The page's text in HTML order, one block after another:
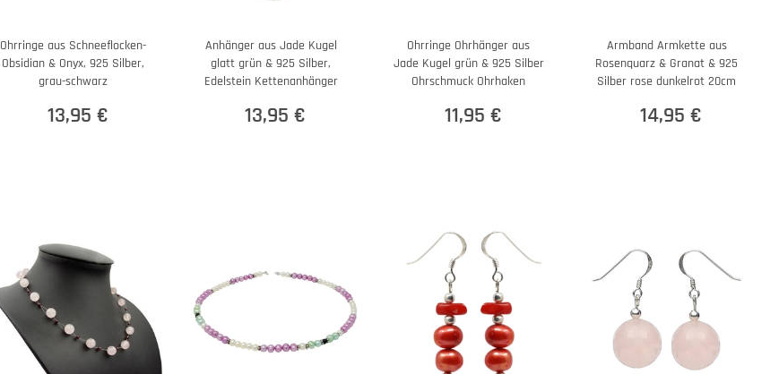
Ohrringe aus Schneeflocken-
Obsidian & Onyx, 925 Silber,
grau-schwarz
13,95 €
Anhänger aus Jade Kugel
glatt grün & 925 Silber,
Edelstein Kettenanhänger
13,95 €
Ohrringe Ohrhänger aus
Jade Kugel grün & 925 Silber
Ohrschmuck Ohrhaken
11,95 €
Armband Armkette aus
Rosenquarz & Granat & 925
Silber rose dunkelrot 20cm
14,95 €